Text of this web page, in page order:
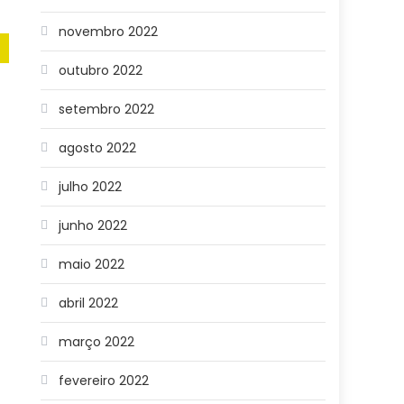
novembro 2022
outubro 2022
setembro 2022
agosto 2022
julho 2022
junho 2022
maio 2022
abril 2022
março 2022
fevereiro 2022